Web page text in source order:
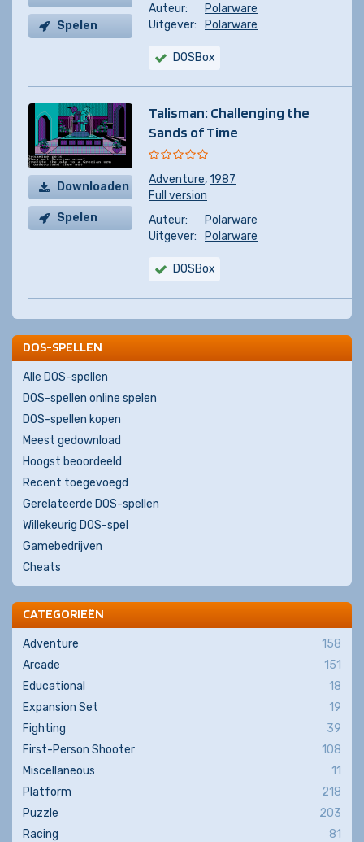
Spelen
Auteur:
Polarware
Uitgever:
Polarware
DOSBox
Downloaden
Spelen
Talisman: Challenging the
Sands of Time
Adventure,1987
Full version
Auteur:
Polarware
Uitgever:
Polarware
DOSBox
DOS-SPELLEN
Alle DOS-spellen
DOS-spellen online spelen
DOS-spellen kopen
Meest gedownload
Hoogst beoordeeld
Recent toegevoegd
Gerelateerde DOS-spellen
Willekeurig DOS-spel
Gamebedrijven
Cheats
CATEGORIEËN
Adventure
158
Arcade
151
Educational
18
Expansion Set
19
Fighting
39
First-Person Shooter
108
Miscellaneous
11
Platform
218
Puzzle
203
Racing
81